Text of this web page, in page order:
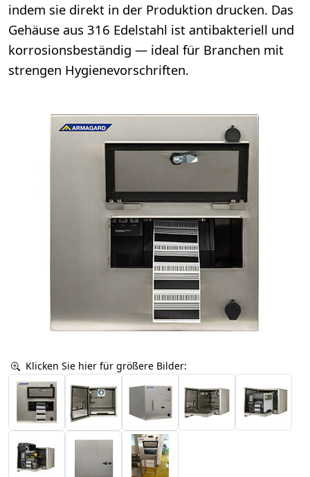
indem sie direkt in der Produktion drucken. Das
Gehäuse aus 316 Edelstahl ist antibakteriell und
korrosionsbeständig — ideal für Branchen mit
strengen Hygienevorschriften.
Klicken Sie hier für größere Bilder: